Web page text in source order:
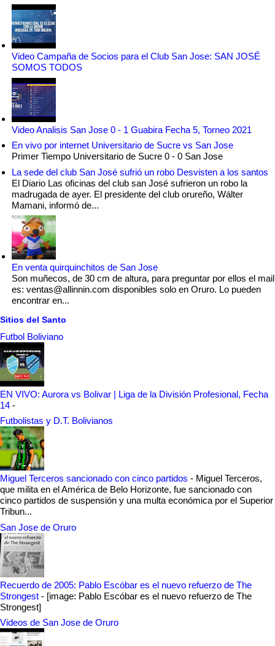
Video Campaña de Socios para el Club San Jose: SAN JOSÉ
SOMOS TODOS
Video Analisis San Jose 0 - 1 Guabira Fecha 5, Torneo 2021
En vivo por internet Universitario de Sucre vs San Jose
Primer Tiempo Universitario de Sucre 0 - 0 San Jose
La sede del club San José sufrió un robo Desvisten a los santos
El Diario Las oficinas del club san José sufrieron un robo la
madrugada de ayer. El presidente del club orureño, Wálter
Mamani, informó de...
En venta quirquinchitos de San Jose
Son muñecos, de 30 cm de altura, para preguntar por ellos el mail
es: ventas@allinnin.com disponibles solo en Oruro. Lo pueden
encontrar en...
Sitios del Santo
Futbol Boliviano
EN VIVO: Aurora vs Bolivar | Liga de la División Profesional, Fecha
14 -
Futbolistas y D.T. Bolivianos
Miguel Terceros sancionado con cinco partidos - Miguel Terceros,
que milita en el América de Belo Horizonte, fue sancionado con
cinco partidos de suspensión y una multa económica por el Superior
Tribun...
San Jose de Oruro
Recuerdo de 2005: Pablo Escóbar es el nuevo refuerzo de The
Strongest - [image: Pablo Escóbar es el nuevo refuerzo de The
Strongest]
Videos de San Jose de Oruro